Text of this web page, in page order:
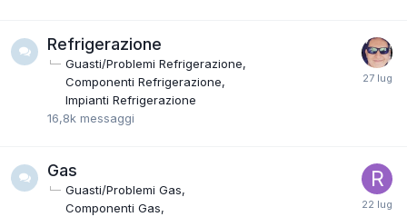
Refrigerazione
Guasti/Problemi Refrigerazione
Componenti Refrigerazione
Impianti Refrigerazione
16,8k messaggi
Gas
Guasti/Problemi Gas
Componenti Gas